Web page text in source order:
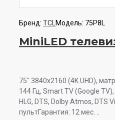
Бренд: TCL Модель: 75P8L
MiniLED
75" 3840x2160 (4K UHD),
144 Гц, Smart TV (Google
HLG, DTS, Dolby Atmos, DTS
пультГарантия: 12 мес. ..